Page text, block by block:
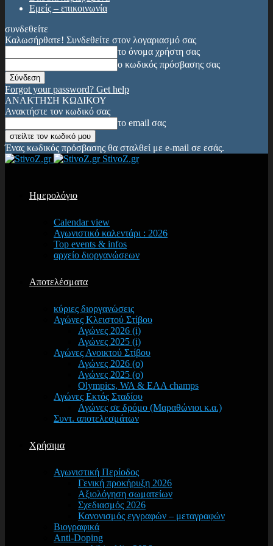
Εμείς – επικοινωνία
συνδεθείτε
Καλωσήρθατε! Συνδεθείτε στον λογαριασμό σας
το όνομα χρήστη σας
ο κωδικός πρόσβασης σας
Forgot your password? Get help
ΑΝΑΚΤΗΣΗ ΚΩΔΙΚΟΥ
Ανακτήστε τον κωδικό σας
το email σας
Ένας κωδικός πρόσβασης θα σταλθεί με e-mail σε εσάς.
StivoZ.gr
Ημερολόγιο
Calendar view
Αγωνιστικό καλεντάρι : 2026
Top events & infos
αρχείο διοργανώσεων
Αποτελέσματα
κύριες διοργανώσεις
Αγώνες Κλειστού Στίβου
Αγώνες 2026 (i)
Αγώνες 2025 (i)
Αγώνες Ανοικτού Στίβου
Αγώνες 2026 (o)
Αγώνες 2025 (o)
Olympics, WA & EAA champs
Αγώνες Εκτός Σταδίου
Αγώνες σε δρόμο (Μαραθώνιοι κ.α.)
Συντ. αποτελεσμάτων
Χρήσιμα
Αγωνιστική Περίοδος
Γενική προκήρυξη 2026
Αξιολόγηση σωματείων
Σχεδιασμός 2026
Κανονισμός εγγραφών – μεταγραφών
Βιογραφικά
Anti-Doping